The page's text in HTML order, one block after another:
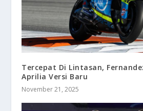
Tercepat Di Lintasan,
Aprilia Versi Baru
November 21, 2025